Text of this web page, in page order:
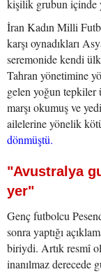
kişilik grubun içinde
İran Kadın Milli
karşı oynadıkları
seremonide kendi
Tahran yönetimine
gelen yoğun
marşı okumuş ve
ailelerine yönelik
dönmüştü.
"Avustralya
yer"
Genç futbolcu
sonra yaptığı
biriydi. Artık resmî
inanılmaz derecede